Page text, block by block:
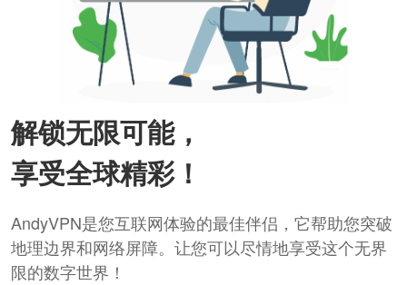
解锁无限可能，
享受全球精彩！
AndyVPN是您互联网体验的最佳伴侣，它帮助您突破
地理边界和网络屏障。让您可以尽情地享受这个无界
限的数字世界！